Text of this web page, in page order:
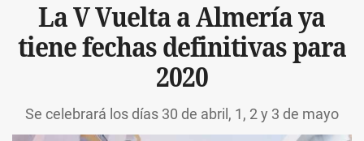
La V Vuelta a Almería ya
tiene fechas definitivas para
2020
Se celebrará los días 30 de abril, 1, 2 y 3 de mayo